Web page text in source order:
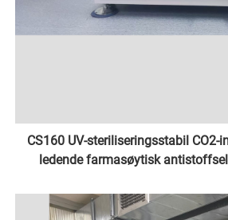
CS160 UV-steriliseringsstabil CO2-
ledende farmasøytisk